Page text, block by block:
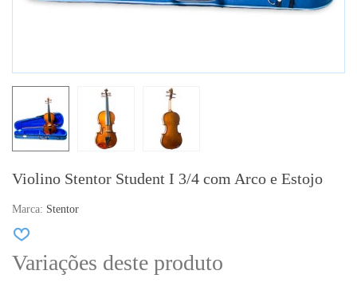
Violino Stentor Student I 3/4 com Arco e Estojo
Marca: Stentor
Variações deste produto